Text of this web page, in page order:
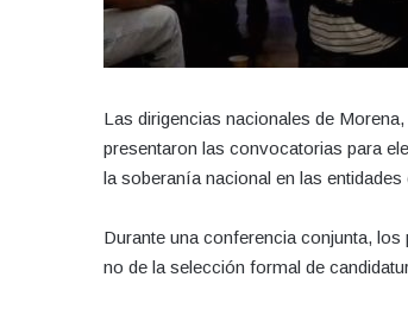
Las dirigencias nacionales de
presentaron las convocatorias para
la soberanía nacional en las
Durante una conferencia conjunta,
no de la selección formal de